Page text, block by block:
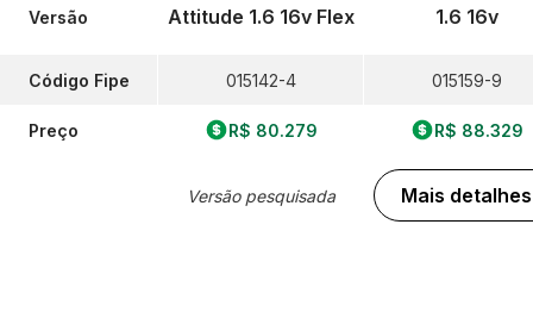
Versão
Código Fipe
Preço
Attitude 1.6 16v Flex
015142-4
R$ 80.279
Versão pesquisada
1.6 16v
015159-9
R$ 88.329
Mais detalhes